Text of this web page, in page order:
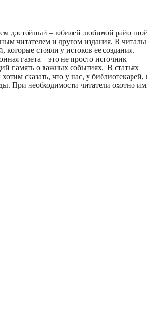
достойный – юбилей любимой районной
читателем и другом издания. В
стояли у истоков ее создания.
газета – это не просто источник
память о важных событиях. В статьях
сказать, что у нас, у библиотекарей,
При необходимости читатели охотно